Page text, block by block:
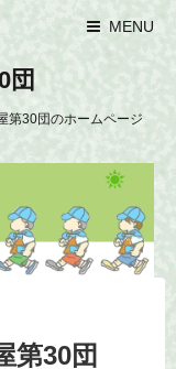
MENU
団
第30団のホームページ
第30団